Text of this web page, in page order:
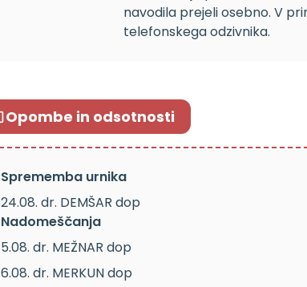
navodila prejeli osebno. V
telefonskega odzivnika.
Opombe in odsotnosti
Sprememba urnika
24.08. dr. DEMŠAR dop
Nadomeščanja
5.08. dr. MEŽNAR dop
6.08. dr. MERKUN dop